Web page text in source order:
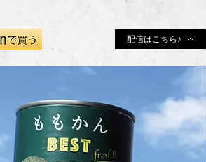
配信はこちら♪